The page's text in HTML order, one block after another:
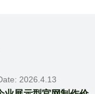
2026.4.13